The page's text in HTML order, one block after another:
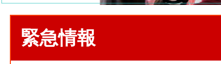
緊急情報